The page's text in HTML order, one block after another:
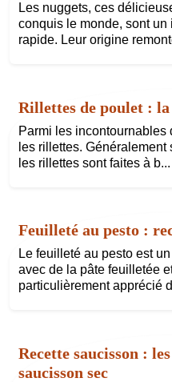
Les nuggets, ces
conquis le monde, sont
rapide. Leur origine
Rillettes de poulet :
Parmi les incontournables
les rillettes. Généralement
les rillettes sont faites à b...
Feuilleté au pesto :
Le feuilleté au pesto est
avec de la pâte feuilletée
particulièrement apprécié
Recette saucisson :
saucisson sec